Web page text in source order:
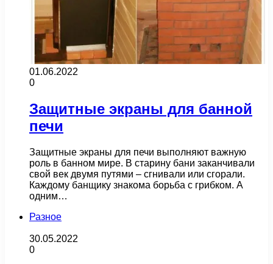
01.06.2022
0
Защитные экраны для банной
печи
Защитные экраны для печи выполняют важную
роль в банном мире. В старину бани заканчивали
свой век двумя путями – сгнивали или сгорали.
Каждому банщику знакома борьба с грибком. А
одним…
Разное
30.05.2022
0